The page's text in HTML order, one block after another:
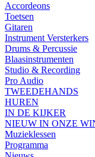
Accordeons
Toetsen
Gitaren
Instrument Versterkers
Drums & Percussie
Blaasinstrumenten
Studio & Recording
Pro Audio
TWEEDEHANDS
HUREN
IN DE KIJKER
NIEUW IN ONZE
Muzieklessen
Programma